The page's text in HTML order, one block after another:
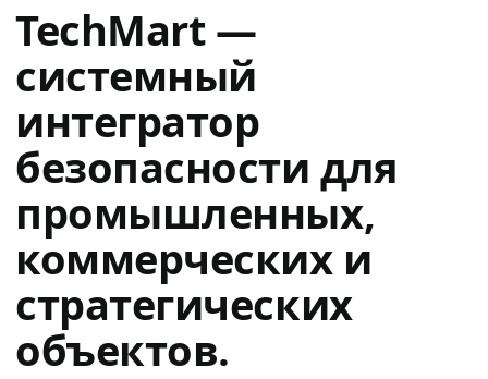
TechMart —
системный
интегратор
безопасности для
промышленных,
коммерческих и
стратегических
объектов.